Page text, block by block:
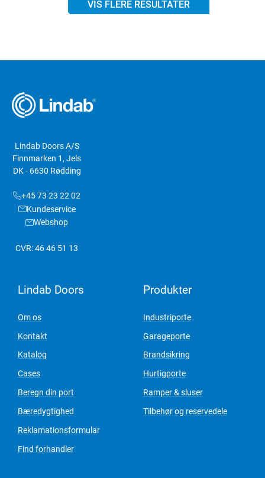
VIS FLERE RESULTATER
Lindab Doors A/S
Finnmarken 1, Jels
DK - 6630 Rødding
+45 73 23 22 02
Kundeservice
Webshop
CVR: 46 46 51 13
Lindab Doors
Om os
Kontakt
Katalog
Cases
Beregn din port
Bæredygtighed
Reklamationsformular
Find forhandler
Produkter
Industriporte
Garageporte
Brandsikring
Hurtigporte
Ramper & sluser
Tilbehør og reservedele